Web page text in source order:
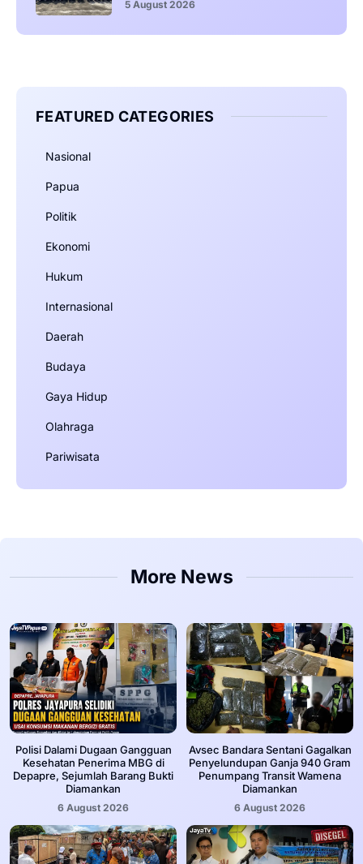
5 August 2026
FEATURED CATEGORIES
Nasional
Papua
Politik
Ekonomi
Hukum
Internasional
Daerah
Budaya
Gaya Hidup
Olahraga
Pariwisata
More News
‎Polisi Dalami Dugaan Gangguan
Kesehatan Penerima MBG di
Depapre, Sejumlah Barang Bukti
Diamankan
6 August 2026
Avsec Bandara Sentani Gagalkan
Penyelundupan Ganja 940 Gram
Penumpang Transit Wamena
Diamankan
6 August 2026